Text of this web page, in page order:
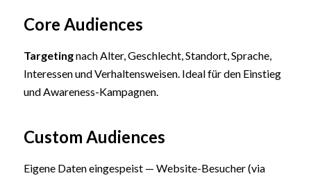
Core Audiences
Targetingnach Alter, Geschlecht, Standort, Sprache,
Interessen und Verhaltensweisen. Ideal für den Einstieg
und Awareness-Kampagnen.
Custom Audiences
Eigene Daten eingespeist — Website-Besucher (via